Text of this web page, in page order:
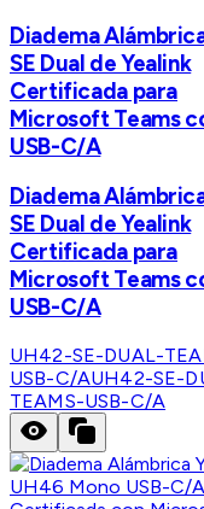
Diadema
SE Dual de Yealink
Certificada para
Microsoft Teams
USB-C/A
Diadema
SE Dual de Yealink
Certificada para
Microsoft Teams
USB-C/A
UH42-SE-DUAL-
USB-C/AUH42-SE-
TEAMS-USB-C/A